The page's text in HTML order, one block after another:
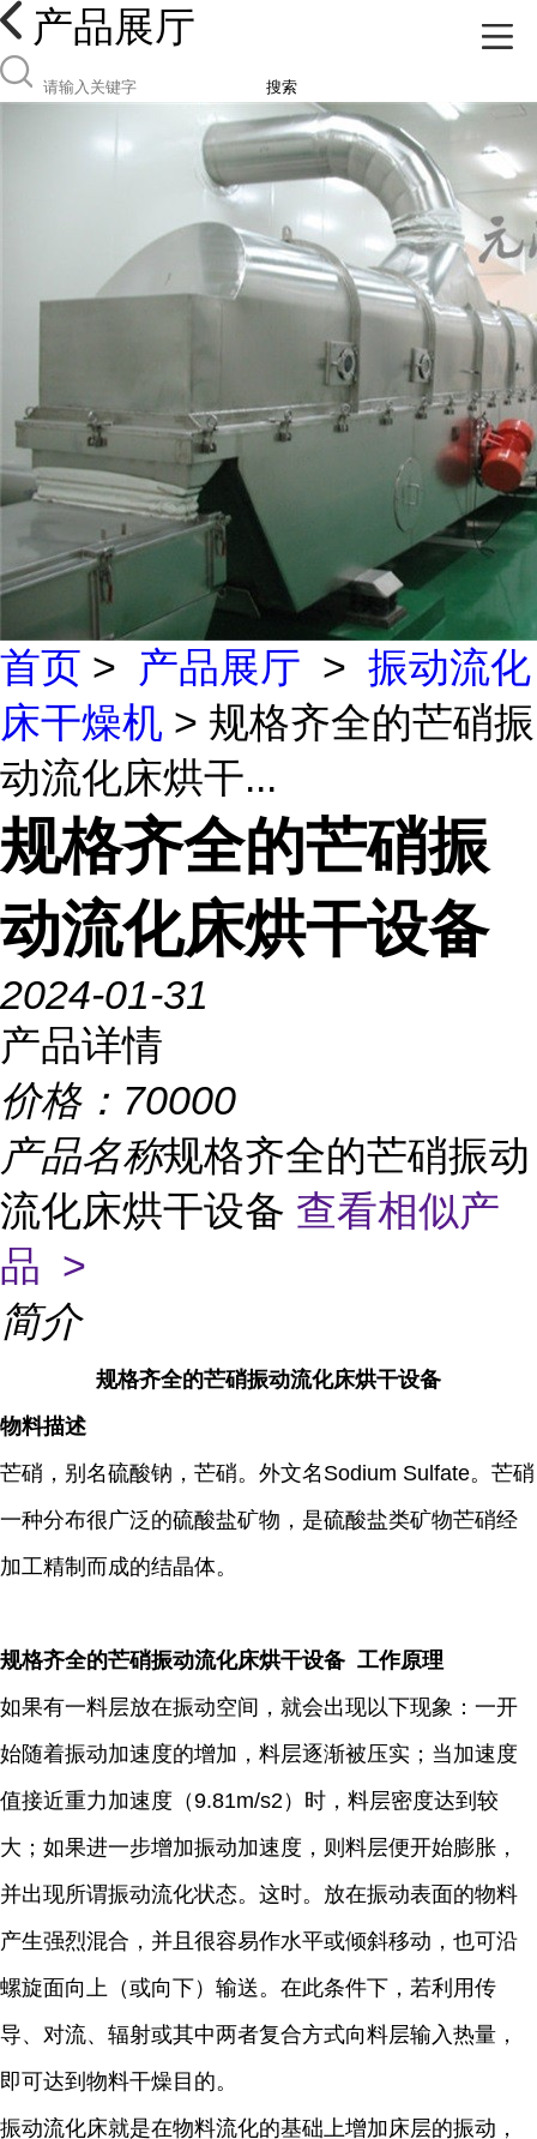
产品展厅
搜索
首页 > 产品展厅 > 振动流化
床干燥机 > 规格齐全的芒硝振
动流化床烘干...
规格齐全的芒硝振
动流化床烘干设备
2024-01-31
产品详情
价格： 70000
产品名称规格齐全的芒硝振动
流化床烘干设备 查看相似产
品 >
简介
规格齐全的芒硝振动流化床烘干设备
物料描述
芒硝，别名硫酸钠，芒硝。外文名Sodium Sulfate。芒硝
一种分布很广泛的硫酸盐矿物，是硫酸盐类矿物芒硝经
加工精制而成的结晶体。
规格齐全的芒硝振动流化床烘干设备 工作原理
如果有一料层放在振动空间，就会出现以下现象：一开
始随着振动加速度的增加，料层逐渐被压实；当加速度
值接近重力加速度（9.81m/s2）时，料层密度达到较
大；如果进一步增加振动加速度，则料层便开始膨胀，
并出现所谓振动流化状态。这时。放在振动表面的物料
产生强烈混合，并且很容易作水平或倾斜移动，也可沿
螺旋面向上（或向下）输送。在此条件下，若利用传
导、对流、辐射或其中两者复合方式向料层输入热量，
即可达到物料干燥目的。
振动流化床就是在物料流化的基础上增加床层的振动，